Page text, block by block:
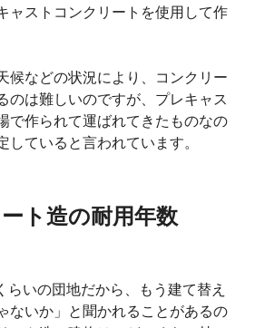
ャストコンクリートを使用して作
候などの状況により、コンクリー
のは難しいのですが、プレキャス
で作られて運ばれてきたものなの
していると言われています。
ト造の耐用年数
らいの団地だから、もう建て替え
ないか」と聞かれることがあるの